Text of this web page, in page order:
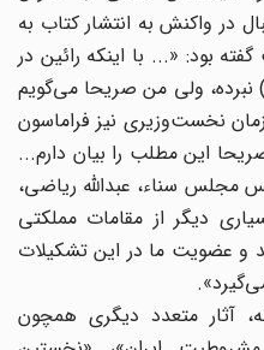
در واکنش به انتشار کتاب به
بود: «... با اینکه رائین در
ولی من صریحا می‌گویم
نخست‌وزیری نیز فراماسون
این مطلب را بیان دارم...
سناء، عبدالله ریاضی،
دیگر از مقامات مملکتی
و عضویت ما در این تشکیلات
آثار متعدد دیگری همچون